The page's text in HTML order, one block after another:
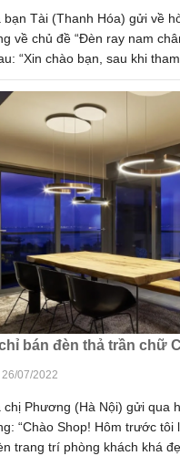
bạn Tài (Thanh Hóa) gửi về
về chủ đề “Đèn ray nam
“Xin chào bạn, sau khi tham
ấn tượng về các mẫu đèn
có thể chia sẻ thêm thông
xin file Sketchup để tham
shop phản hồi!”
bán đèn thả trần chữ
26/07/2022
chị Phương (Hà Nội) gửi qua
“Chào Shop! Hôm trước tôi
trang trí phòng khách khá